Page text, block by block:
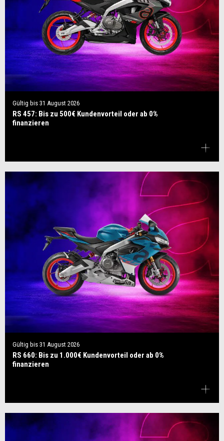
Gültig bis 31 August 2026
RS 457: Bis zu 500€ Kundenvorteil oder ab 0%
finanzieren
Gültig bis 31 August 2026
RS 660: Bis zu 1.000€ Kundenvorteil oder ab 0%
finanzieren